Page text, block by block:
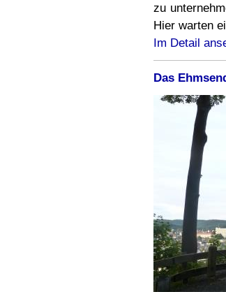
zu
Hier warten
Im Detail
Das